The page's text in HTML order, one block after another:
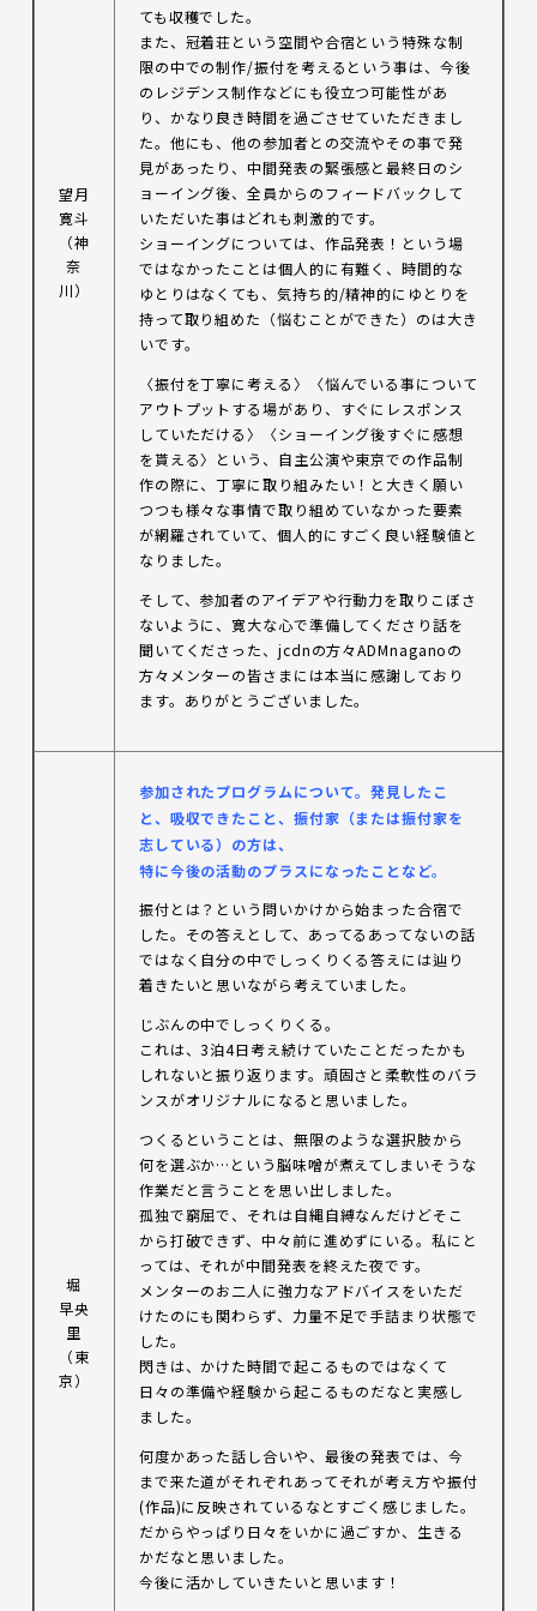
望月
寛斗
（神
奈
川）
ても収穫でした。
また、冠着荘という空間や合宿という特殊な制
限の中での制作/振付を考えるという事は、今後
のレジデンス制作などにも役立つ可能性があ
り、かなり良き時間を過ごさせていただきまし
た。他にも、他の参加者との交流やその事で発
見があったり、中間発表の緊張感と最終日のシ
ョーイング後、全員からのフィードバックして
いただいた事はどれも刺激的です。
ショーイングについては、作品発表！という場
ではなかったことは個人的に有難く、時間的な
ゆとりはなくても、気持ち的/精神的にゆとりを
持って取り組めた（悩むことができた）のは大き
いです。
〈振付を丁寧に考える〉〈悩んでいる事について
アウトプットする場があり、すぐにレスポンス
していただける〉〈ショーイング後すぐに感想
を貰える〉という、自主公演や東京での作品制
作の際に、丁寧に取り組みたい！と大きく願い
つつも様々な事情で取り組めていなかった要素
が網羅されていて、個人的にすごく良い経験値と
なりました。
そして、参加者のアイデアや行動力を取りこぼさ
ないように、寛大な心で準備してくださり話を
聞いてくださった、jcdnの方々ADMnaganoの
方々メンターの皆さまには本当に感謝しており
ます。ありがとうございました。
堀
早央
里
（東
京）
参加されたプログラムについて。発見したこ
と、吸収できたこと、振付家（または振付家を
志している）の方は、
特に今後の活動のプラスになったことなど。
振付とは？という問いかけから始まった合宿で
した。その答えとして、あってるあってないの話
ではなく自分の中でしっくりくる答えには辿り
着きたいと思いながら考えていました。
じぶんの中でしっくりくる。
これは、3泊4日考え続けていたことだったかも
しれないと振り返ります。頑固さと柔軟性のバラ
ンスがオリジナルになると思いました。
つくるということは、無限のような選択肢から
何を選ぶか…という脳味噌が煮えてしまいそうな
作業だと言うことを思い出しました。
孤独で窮屈で、それは自縄自縛なんだけどそこ
から打破できず、中々前に進めずにいる。私にと
っては、それが中間発表を終えた夜です。
メンターのお二人に強力なアドバイスをいただ
けたのにも関わらず、力量不足で手詰まり状態で
した。
閃きは、かけた時間で起こるものではなくて
日々の準備や経験から起こるものだなと実感し
ました。
何度かあった話し合いや、最後の発表では、今
まで来た道がそれぞれあってそれが考え方や振付
(作品)に反映されているなとすごく感じました。
だからやっぱり日々をいかに過ごすか、生きる
かだなと思いました。
今後に活かしていきたいと思います！